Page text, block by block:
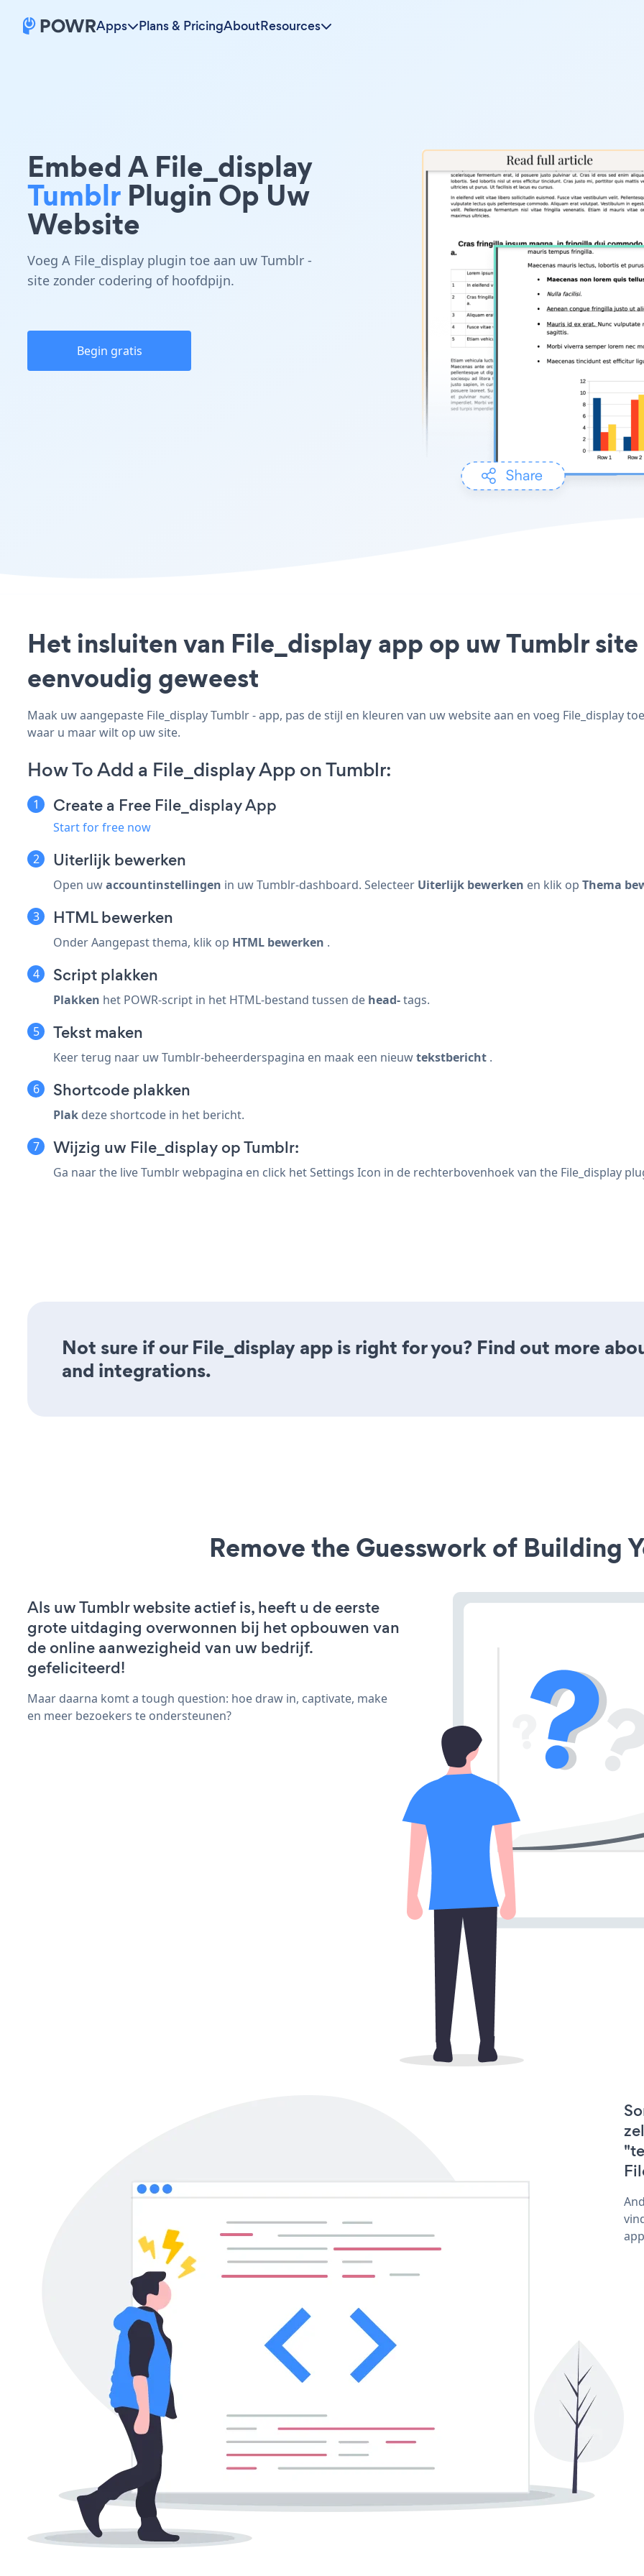
Apps Plans & PricingAboutResources
Embed A File_display
Tumblr Plugin Op Uw
Website
Voeg A File_display plugin toe aan uw Tumblr -
site zonder codering of hoofdpijn.
Begin gratis
Het insluiten van File_display app op uw Tumblr
eenvoudig geweest
Maak uw aangepaste File_display Tumblr - app, pas de stijl en kleuren van uw website aan en voeg File_display
waar u maar wilt op uw site.
How To Add a File_display App on Tumblr:
Create a Free File_display App
Start for free now
Uiterlijk bewerken
Open uwaccountinstellingen in uw Tumblr-dashboard. Selecteer Uiterlijk bewerken en klik op Thema
HTML bewerken
Onder Aangepast thema, klik op HTML bewerken .
Script plakken
Plakken het POWR-script in het HTML-bestand tussen de head-tags.
Tekst maken
Keer terug naar uw Tumblr-beheerderspagina en maak een nieuwtekstbericht .
Shortcode plakken
Plak deze shortcode in het bericht.
Wijzig uw File_display op Tumblr:
Ga naar the live Tumblr webpagina en click het Settings Icon in de rechterbovenhoek van the File_display
Not sure if our File_display app is right for you? Find out more
and integrations.
Remove the Guesswork of Building
Als uw Tumblr website actief is, heeft u de eerste
grote uitdaging overwonnen bij het opbouwen van
de online aanwezigheid van uw bedrijf.
gefeliciteerd!
Maar daarna komt a tough question: hoe draw in, captivate, make
en meer bezoekers te ondersteunen?